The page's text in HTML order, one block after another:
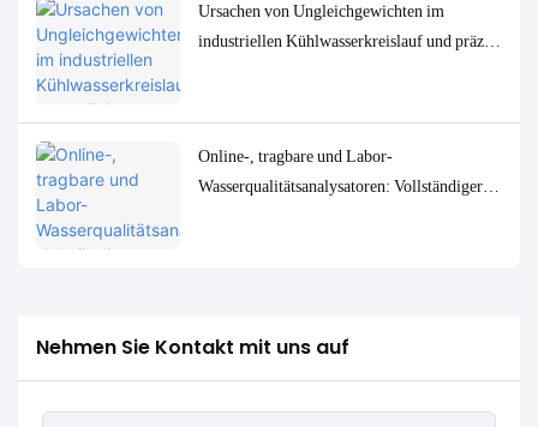
Ursachen von Ungleichgewichten im
industriellen Kühlwasserkreislauf und präzise
Online-, tragbare und Labor-
Wasserqualitätsanalysatoren: Vollständiger
Nehmen Sie Kontakt mit uns auf